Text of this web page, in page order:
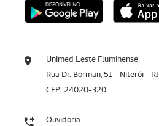
Unimed Leste Fluminense
Rua Dr. Borman, 51 - Niterói - RJ
CEP: 24020-320
Ouvidoria